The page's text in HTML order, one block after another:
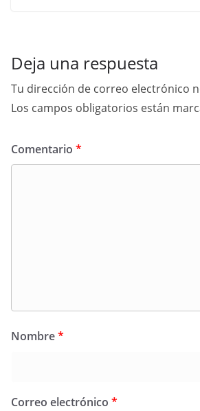
Deja una respuesta
Tu dirección de correo electrónico
Los campos obligatorios están
Comentario *
Nombre*
Correo electrónico *